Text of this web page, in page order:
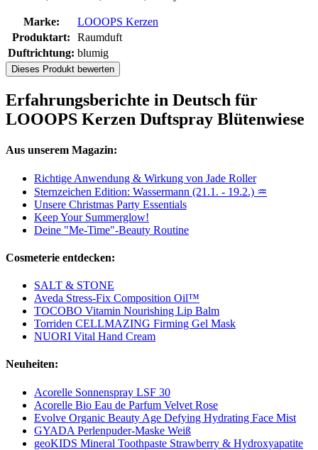
Marke:
LOOOPS Kerzen
Produktart:
Raumduft
Duftrichtung: blumig
Dieses Produkt bewerten
Erfahrungsberichte in Deutsch für
LOOOPS Kerzen Duftspray Blütenwiese
Aus unserem Magazin:
Richtige Anwendung & Wirkung von Jade Roller
Sternzeichen Edition: Wassermann (21.1. - 19.2.) ♒
Unsere Christmas Party Essentials
Keep Your Summerglow!
Deine "Me-Time"-Beauty Routine
Cosmeterie entdecken:
SALT & STONE
Aveda Stress-Fix Composition Oil™
TOCOBO Vitamin Nourishing Lip Balm
Torriden CELLMAZING Firming Gel Mask
NUORI Vital Hand Cream
Neuheiten:
Acorelle Sonnenspray LSF 30
Acorelle Bio Eau de Parfum Velvet Rose
Evolve Organic Beauty Age Defying Hydrating Face Mist
GYADA Perlenpuder-Maske Weiß
geoKIDS Mineral Toothpaste Strawberry & Hydroxyapatite